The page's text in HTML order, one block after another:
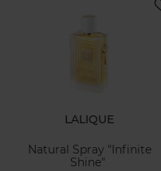
LALIQUE
Natural Spray "Infinite
Shine"